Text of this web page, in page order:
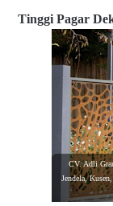
Tinggi Pagar
CV. Adli
Jendela,